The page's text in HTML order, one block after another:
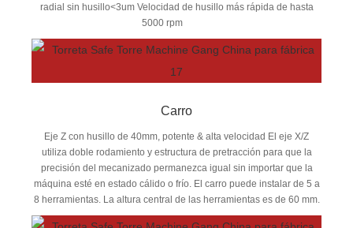
radial sin husillo<3um Velocidad de husillo más rápida de hasta
5000 rpm
Carro
Eje Z con husillo de 40mm, potente & alta velocidad El eje X/Z
utiliza doble rodamiento y estructura de pretracción para que la
precisión del mecanizado permanezca igual sin importar que la
máquina esté en estado cálido o frío. El carro puede instalar de 5 a
8 herramientas. La altura central de las herramientas es de 60 mm.